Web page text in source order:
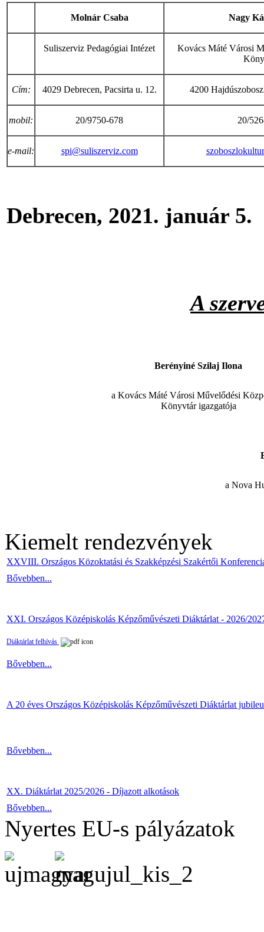
Molnár Csaba Nagy
Suliszerviz Pedagógiai Intézet
Kovács Máté Városi
Cím: 4029 Debrecen, Pacsirta u. 12. 4200
mobil: 20/9750-678 20/
e-mail: spi@suliszerviz.com
Debrecen, 2021. január 5.
A
Berényiné Szilaj Ilona
a Kovács Máté Városi Művelődési
Könyvtár igazgatója
a Nova
Kiemelt rendezvények
XXVIII. Országos Közoktatási és Szakképzési Szakértői
Bővebben...
XXI. Országos Középiskolás Képzőművészeti Diáktárlat - 2026/
Diáktárlat felhívás
Bővebben...
A 20 éves Országos Középiskolás Képzőművészeti Diáktárlat
Bővebben...
XX. Diáktárlat 2025/2026 - Díjazott alkotások
Bővebben...
Nyertes EU-s pályázatok